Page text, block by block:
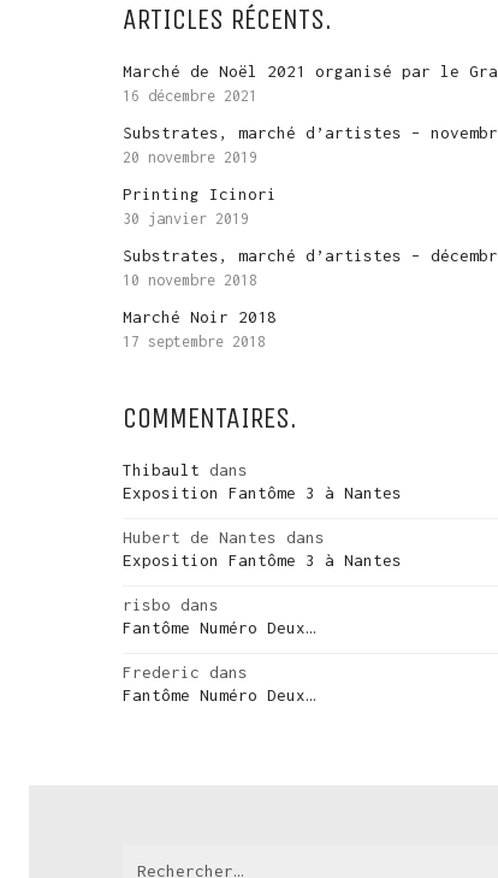
ARTICLES RÉCENTS.
Marché de Noël 2021 organisé par le
16 décembre 2021
Substrates, marché d’artistes –
20 novembre 2019
Printing Icinori
30 janvier 2019
Substrates, marché d’artistes –
10 novembre 2018
Marché Noir 2018
17 septembre 2018
COMMENTAIRES.
Thibault dans
Exposition Fantôme 3 à Nantes
Hubert de Nantes dans
Exposition Fantôme 3 à Nantes
risbo dans
Fantôme Numéro Deux…
Frederic dans
Fantôme Numéro Deux…